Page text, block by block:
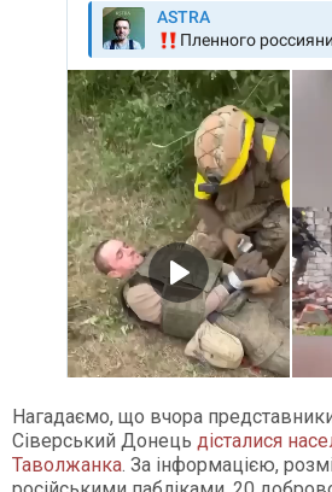
Нагадаємо, що вчора
Сіверський Донець дісталися
Таволжанка. За інформацією,